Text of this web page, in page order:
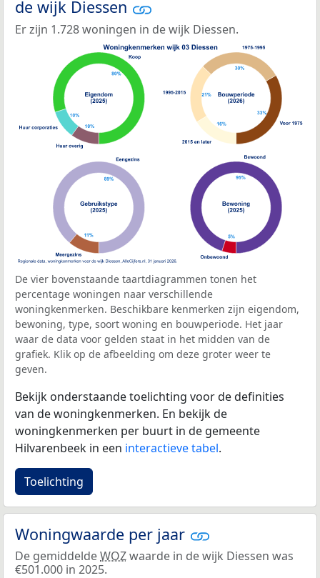
de wijk Diessen
Er zijn 1.728 woningen in de wijk Diessen.
De vier bovenstaande taartdiagrammen tonen het
percentage woningen naar verschillende
woningkenmerken. Beschikbare kenmerken zijn eigendom,
bewoning, type, soort woning en bouwperiode. Het jaar
waar de data voor gelden staat in het midden van de
grafiek. Klik op de afbeelding om deze groter weer te
geven.
Bekijk onderstaande toelichting voor de definities
van de woningkenmerken. En bekijk de
woningkenmerken per buurt in de gemeente
Hilvarenbeek in een interactieve tabel.
Toelichting
Woningwaarde per jaar
De gemiddeldeWOZwaarde in de wijk Diessen was
€501.000 in 2025.